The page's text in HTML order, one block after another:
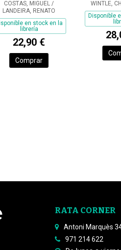
COSTAS, MIGUEL /
LANDEIRA, RENATO
en stock en la
librería
22,90 €
Comprar
WINTLE,
Disponible
RATA CORNER
Antoni Marquès
971 214 622